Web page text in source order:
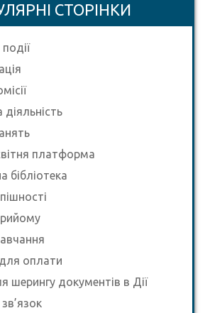
СТОРІНКИ
платформа
бібліотека
для оплати
шерингу документів в Дії